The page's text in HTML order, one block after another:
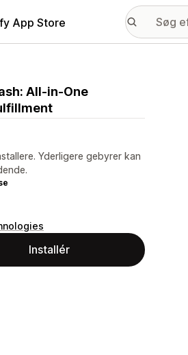
App Store
All‑in‑One
Yderligere gebyrer kan
Installér